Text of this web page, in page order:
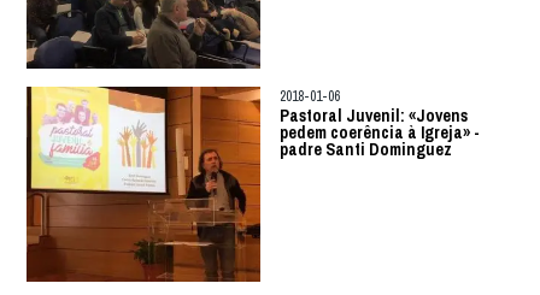
2018-01-06
Pastoral Juvenil: «Jovens
pedem coerência à Igreja» -
padre Santi Dominguez